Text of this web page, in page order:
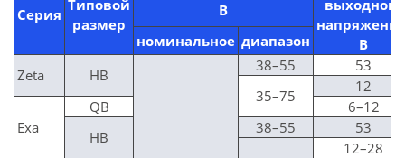
Серия
Типовой
размер
В
выходного
В
номинальное диапазон
Zeta
HB
38–55
53
35–75
12
Exa
QB
6–12
HB
38–55 53
12–28